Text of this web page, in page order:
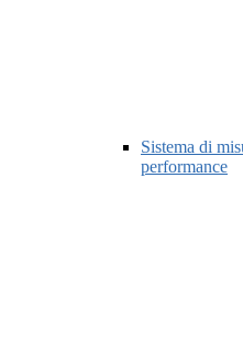
Sistema di
performance